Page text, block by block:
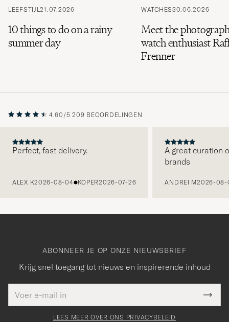
LEEFSTIJL21.07.2026
10 things to do on a rainy
summer day
WATCHES30.06.2026
Meet the
watch enthusiast
Frenner
4.60/5 209 BEOORDELINGEN
Perfect, fast delivery.
ALEX K2026-08-04 KOPER2026-07-26
A great curation
brands
ANDREI M2026-08-
ABONNEER JE OP ONZE NIEUWSBRIEF
Krijg snel toegang tot nieuws en inspirerende inhoud
mailadres
veldBedankt
voor
LEES MEER OVER ONS PRIVACYBELEID